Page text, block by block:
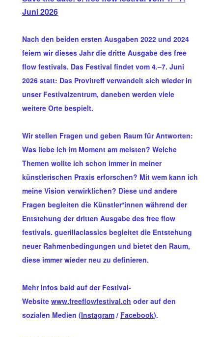
Juni 2026
Nach den beiden ersten Ausgaben 2022 und 2024
feiern wir dieses Jahr die dritte Ausgabe des free
flow festivals. Das Festival findet vom 4.–7. Juni
2026 statt: Das Provitreff verwandelt sich wieder in
unser Festivalzentrum, daneben werden viele
weitere Orte bespielt.
Wir stellen Fragen und geben Raum für Antworten:
Was liebe ich im Moment am meisten? Welche
Themen wollte ich schon immer in meiner
künstlerischen Praxis erforschen? Mit wem kann ich
meine Vision verwirklichen? Diese und andere
Fragen begleiten die Künstler*innen während der
Entstehung der dritten Ausgabe des free flow
festivals. guerillaclassics begleitet die Entstehung
neuer Rahmenbedingungen und bietet den Raum,
diese immer wieder neu zu definieren.
Mehr Infos bald auf der Festival-
Website www.freeflowfestival.ch oder auf den
sozialen Medien (Instagram / Facebook).